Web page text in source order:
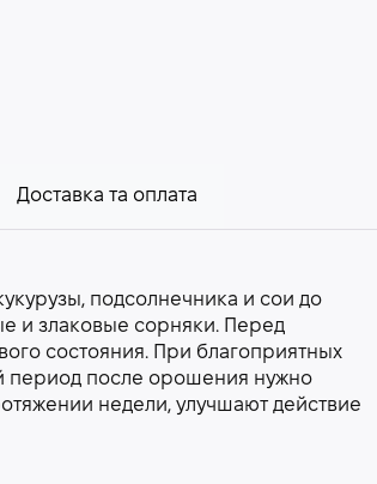
Доставка та оплата
подсолнечника и сои до
и злаковые сорняки. Перед
состояния. При благоприятных
период после орошения нужно
недели, улучшают действие